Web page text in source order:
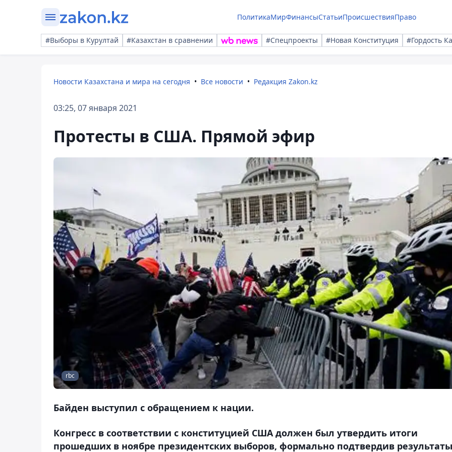
ПолитикаМирФинансыСтатьиПроисшествияПраво
#Выборы в Курултай #Казахстан в сравнении #Спецпроекты #Новая Конституция #Гордость
Новости Казахстана и мира на сегодня Все новости Редакция Zakon.kz
03:25, 07 января 2021
Протесты в США. Прямой эфир
rbc
Байден выступил с обращением к нации.
Конгресс в соответствии с конституцией США должен был утвердить итоги
прошедших в ноябре президентских выборов, формально подтвердив результаты